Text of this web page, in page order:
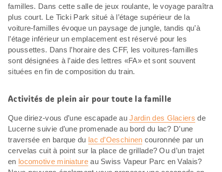
familles. Dans cette salle de jeux roulante, le voyage paraîtra
plus court. Le Ticki Park situé à l’étage supérieur de la
voiture-familles évoque un paysage de jungle, tandis qu’à
l’étage inférieur un emplacement est réservé pour les
poussettes. Dans l’horaire des CFF, les voitures-familles
sont désignées à l’aide des lettres «FA» et sont souvent
situées en fin de composition du train.
Activités de plein air pour toute la famille
Que diriez-vous d’une escapade auJardin des Glaciers de
Lucerne suivie d’une promenade au bord du lac? D’une
traversée en barque du lac d’Oeschinen couronnée par un
cervelas cuit à point sur la place de grillade? Ou d’un trajet
en locomotive miniatureau Swiss Vapeur Parc en Valais?